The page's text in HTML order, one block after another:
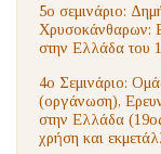
5ο σεμινάριο:
Χρυσοκάνθαρων:
στην Ελλάδα του
4ο Σεμινάριο:
(οργάνωση),
στην Ελλάδα
χρήση και